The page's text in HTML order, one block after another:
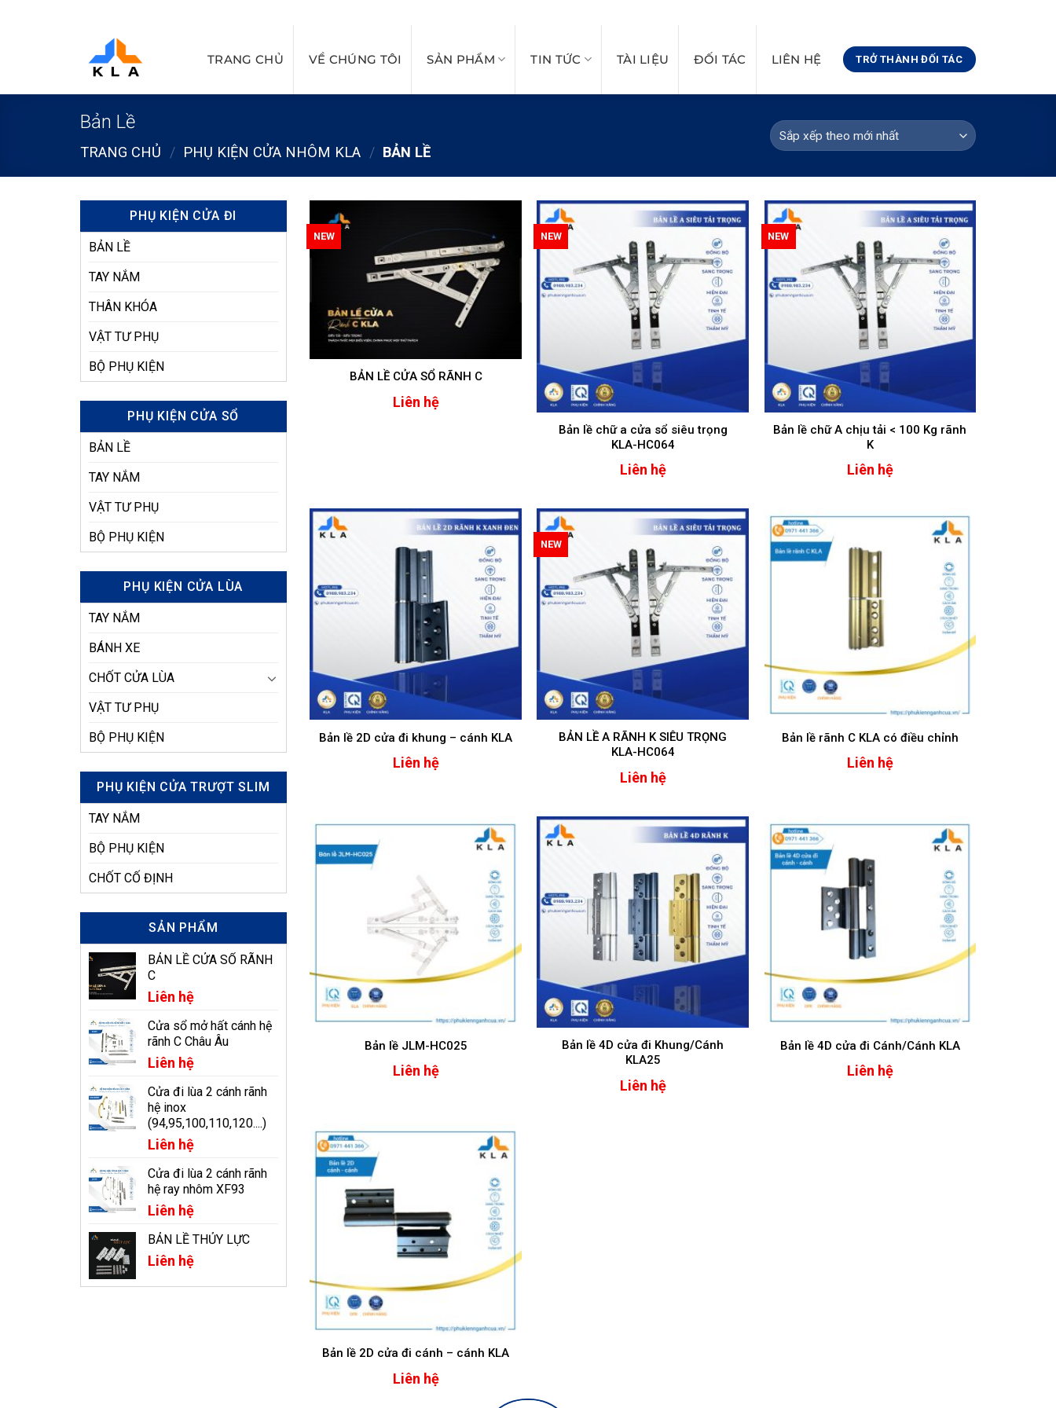
TRANG CHỦ VỀ CHÚNG TÔI SẢN PHẨM TIN TỨC TÀI LIỆU ĐỐI TÁC LIÊN HỆ TRỞ THÀNH ĐỐI TÁC
Bản Lề
TRANG CHỦ / PHỤ KIỆN CỬA NHÔM KLA / BẢN LỀ
PHỤ KIỆN CỬA ĐI
BẢN LỀ
TAY NẮM
THÂN KHÓA
VẬT TƯ PHỤ
BỘ PHỤ KIỆN
PHỤ KIỆN CỬA SỔ
BẢN LỀ
TAY NẮM
VẬT TƯ PHỤ
BỘ PHỤ KIỆN
PHỤ KIỆN CỬA LÙA
TAY NẮM
BÁNH XE
CHỐT CỬA LÙA
VẬT TƯ PHỤ
BỘ PHỤ KIỆN
PHỤ KIỆN CỬA TRƯỢT SLIM
TAY NẮM
BỘ PHỤ KIỆN
CHỐT CỐ ĐỊNH
SẢN PHẨM
BẢN LỀ CỬA SỔ RÃNH
C
Liên hệ
Cửa sổ mở hất cánh hệ
rãnh C Châu Âu
Liên hệ
Cửa đi lùa 2 cánh rãnh
hệ inox
(94,95,100,110,120....)
Liên hệ
Cửa đi lùa 2 cánh rãnh
hệ ray nhôm XF93
Liên hệ
BẢN LỀ THỦY LỰC
Liên hệ
NEW
BẢN LỀ CỬA SỔ RÃNH C
Liên hệ
NEW
Bản lề chữ a cửa sổ siêu trọng
KLA-HC064
Liên hệ
NEW
Bản lề chữ A chịu tải < 100 Kg rãnh
K
Liên hệ
Bản lề 2D cửa đi khung – cánh KLA
Liên hệ
NEW
BẢN LỀ A RÃNH K SIÊU TRỌNG
KLA-HC064
Liên hệ
Bản lề rãnh C KLA có điều chỉnh
Liên hệ
Bản lề JLM-HC025
Liên hệ
Bản lề 4D cửa đi Khung/Cánh
KLA25
Liên hệ
Bản lề 4D cửa đi Cánh/Cánh KLA
Liên hệ
Bản lề 2D cửa đi cánh – cánh KLA
Liên hệ